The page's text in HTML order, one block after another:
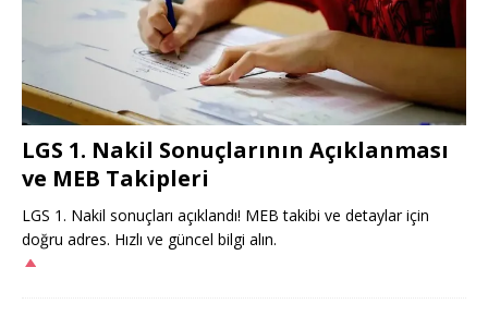
LGS 1. Nakil Sonuçlarının Açıklanması
ve MEB Takipleri
LGS 1. Nakil sonuçları açıklandı! MEB takibi ve detaylar için
doğru adres. Hızlı ve güncel bilgi alın.